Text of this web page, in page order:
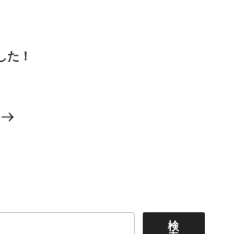
た！
検